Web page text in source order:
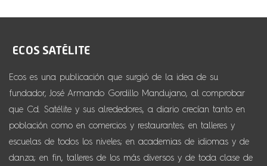
Ecos es una publicación que surgió de la idea de su
fundador, José Armando Gordillo Mandujano, al comprobar
que Cd. Satélite y sus alrededores, a diario crecían tanto en
población como en comercios y restaurantes; en talleres y
escuelas de todos los niveles; en academias de idiomas y de
danza; en fin, talleres de los más diversos y de toda clase de